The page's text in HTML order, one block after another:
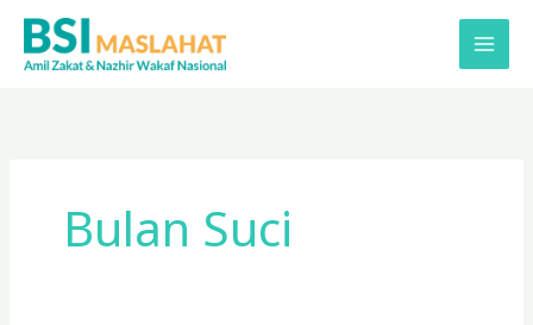
Lewati
konten
Bulan Suci